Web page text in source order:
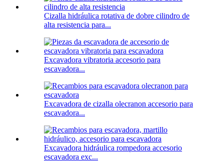
Cizalla hidráulica rotativa de dobre cilindro de
alta resistencia para...
Excavadora vibratoria accesorio para
escavadora...
Excavadora de cizalla olecranon accesorio para
escavadora...
Excavadora hidráulica rompedora accesorio
escavadora exc...